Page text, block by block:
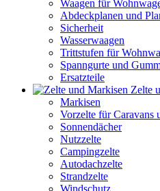
Waagen für
Abdeckplanen und
Sicherheit
Wasserwaagen
Trittstufen für
Spanngurte und
Ersatzteile
Zelte
Markisen
Vorzelte für Caravans
Sonnendächer
Nutzzelte
Campingzelte
Autodachzelte
Strandzelte
Windschutz